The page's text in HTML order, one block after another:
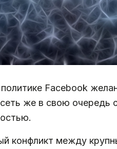
Facebook
же в свою очередь
конфликт между